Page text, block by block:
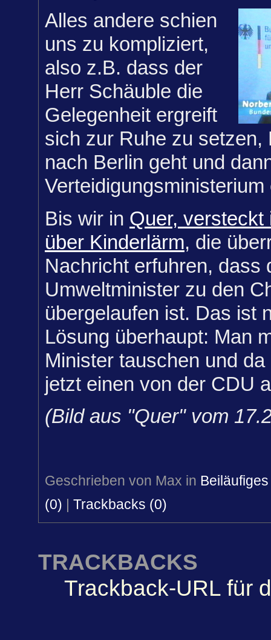
Alles andere schien
uns zu kompliziert,
also z.B. dass der
Herr Schäuble die
Gelegenheit ergreift
sich zur Ruhe zu setzen,
nach Berlin geht und
Verteidigungsministerium
Bis wir in Quer, versteckt
über Kinderlärm, die
Nachricht erfuhren, dass
Umweltminister zu den
übergelaufen ist. Das ist
Lösung überhaupt: Man
Minister tauschen und
jetzt einen von der CDU
(Bild aus "Quer" vom
Geschrieben von Max in Beiläufiges
(0) | Trackbacks (0)
TRACKBACKS
Trackback-URL für